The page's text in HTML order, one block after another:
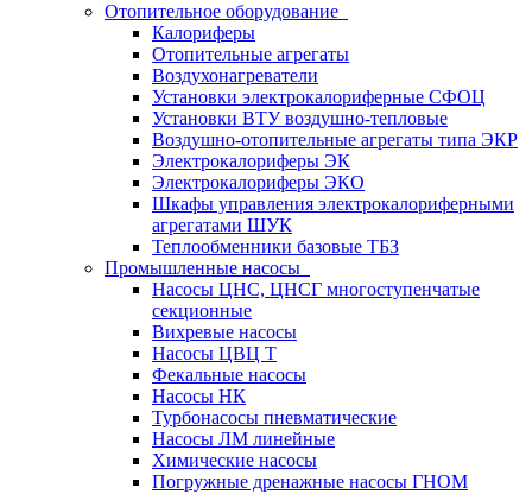
Отопительное оборудование
Калориферы
Отопительные агрегаты
Воздухонагреватели
Установки электрокалориферные СФОЦ
Установки ВТУ воздушно-тепловые
Воздушно-отопительные агрегаты типа ЭКР
Электрокалориферы ЭК
Электрокалориферы ЭКО
Шкафы управления электрокалориферными
агрегатами ШУК
Теплообменники базовые ТБЗ
Промышленные насосы
Насосы ЦНС, ЦНСГ многоступенчатые
секционные
Вихревые насосы
Насосы ЦВЦ Т
Фекальные насосы
Насосы НК
Турбонасосы пневматические
Насосы ЛМ линейные
Химические насосы
Погружные дренажные насосы ГНОМ